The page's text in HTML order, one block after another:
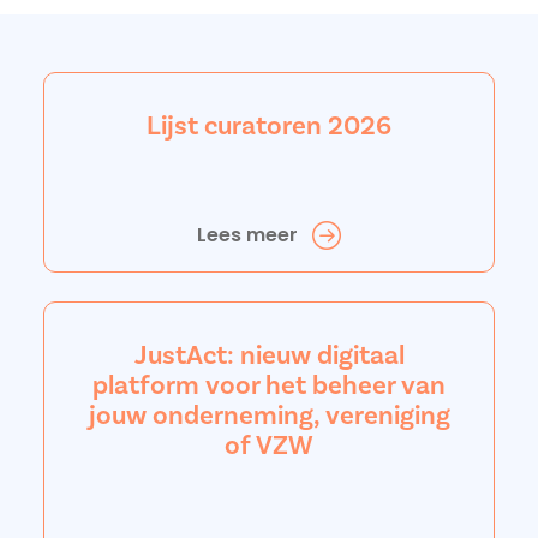
Lijst curatoren 2026
Lees meer
JustAct: nieuw digitaal
platform voor het beheer van
jouw onderneming, vereniging
of VZW